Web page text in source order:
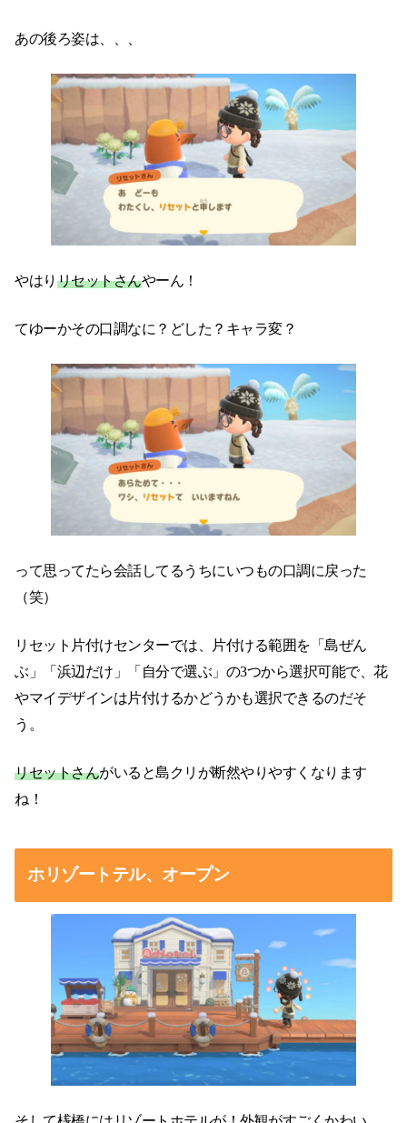
あの後ろ姿は、、、
やはり リセットさんやーん！
てゆーかその口調なに？どした？キャラ変？
って思ってたら会話してるうちにいつもの口調に戻った
（笑）
リセット片付けセンターでは、片付ける範囲を「島ぜん
ぶ」「浜辺だけ」「自分で選ぶ」の3つから選択可能で、花
やマイデザインは片付けるかどうかも選択できるのだそ
う。
リセットさんがいると島クリが断然やりやすくなります
ね！
ホリゾートテル、オープン